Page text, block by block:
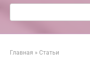
Поиск:
Главная » Статьи